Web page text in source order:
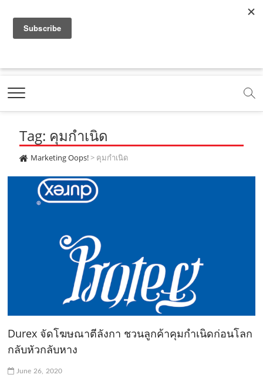
a
e
b
o
o
k
.
o
t
b
e
.
c
o
.
o
e
m
e
t
g
r
a
m
.
o
m
t
k
c
o
Marketing Oops!
DIGITAL | CREATIVE | ADVERTISING | CAMPAIGN |
Tag: คุมกำเนิด
Marketing Oops!> คุมกำเนิด
Durex จัดโฆษณาตีลังกา ชวนลูกค้าคุมกำเนิดก่อนโลก
กลับหัวกลับหาง
June 26, 2020